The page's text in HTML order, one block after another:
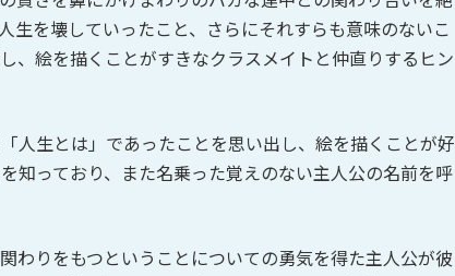
生を壊していったこと、さらにそれすらも意味のないこ
、絵を描くことがすきなクラスメイトと仲直りするヒン
人生とは」であったことを思い出し、絵を描くことが好
知っており、また名乗った覚えのない主人公の名前を呼
わりをもつということについての勇気を得た主人公が彼